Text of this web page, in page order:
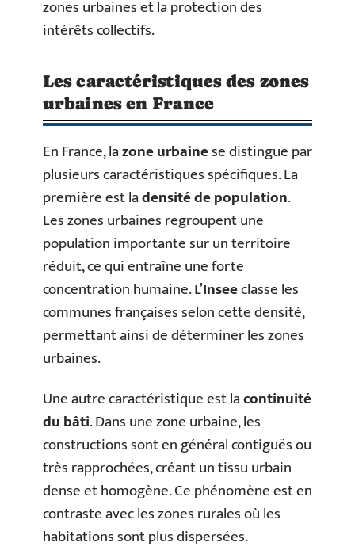
zones urbaines et la protection des
intérêts collectifs.
Les caractéristiques des zones
urbaines en France
En France, lazone urbainese distingue par
plusieurs caractéristiques spécifiques. La
première est ladensité de population.
Les zones urbaines regroupent une
population importante sur un territoire
réduit, ce qui entraîne une forte
concentration humaine. L’Inseeclasse les
communes françaises selon cette densité,
permettant ainsi de déterminer les zones
urbaines.
Une autre caractéristique est lacontinuité
du bâti. Dans une zone urbaine, les
constructions sont en général contiguës ou
très rapprochées, créant un tissu urbain
dense et homogène. Ce phénomène est en
contraste avec les zones rurales où les
habitations sont plus dispersées.